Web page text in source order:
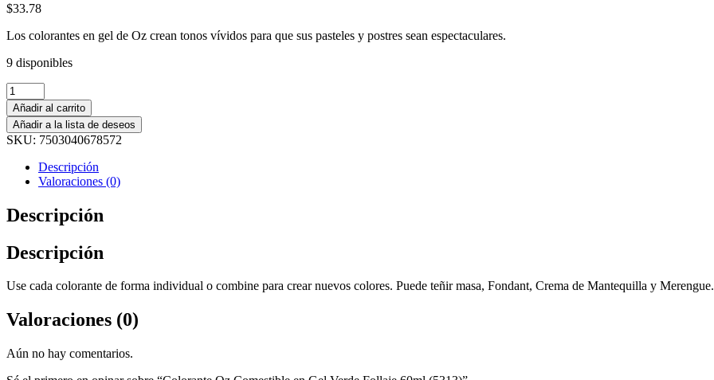
$33.78
Los colorantes en gel de Oz crean tonos vívidos para que sus pasteles y postres sean espectaculares.
9 disponibles
Añadir al carrito
Añadir a la lista de deseos
SKU: 7503040678572
Descripción
Valoraciones (0)
Descripción
Descripción
Use cada colorante de forma individual o combine para crear nuevos colores. Puede teñir masa, Fondant, Crema de Mantequilla y Merengue.
Valoraciones (0)
Aún no hay comentarios.